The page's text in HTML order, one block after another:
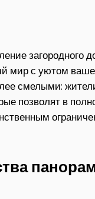
загородного
мир с уютом
смелыми:
позволят в